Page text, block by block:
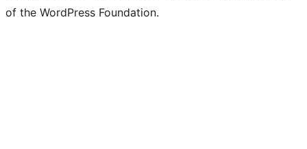
of the WordPress Foundation.